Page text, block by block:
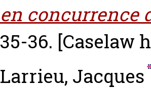
en concurrence
35-36. [Caselaw
Larrieu, Jacques